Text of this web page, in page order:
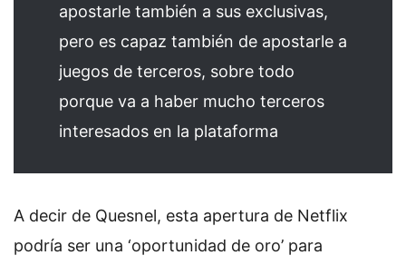
apostarle también a sus exclusivas,
pero es capaz también de apostarle a
juegos de terceros, sobre todo
porque va a haber mucho terceros
interesados en la plataforma
A decir de Quesnel, esta apertura de Netflix
podría ser una ‘oportunidad de oro’ para